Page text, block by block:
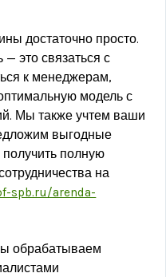
достаточно просто.
— это связаться с
к менеджерам,
модель с
Мы также учтем ваши
выгодные
полную
на
spb.ru/arenda-
обрабатываем